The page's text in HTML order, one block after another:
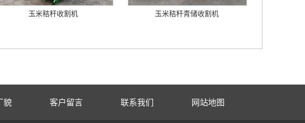
玉米秸秆收割机 玉米秸秆青储收割机
貌 客户留言 联系我们 网站地图